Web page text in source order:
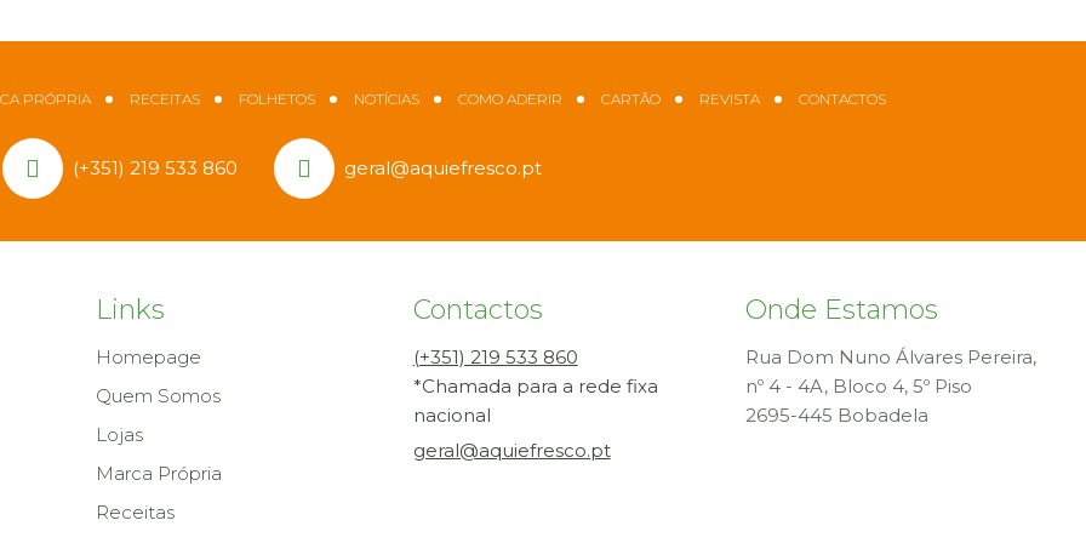
PRÓPRIA RECEITAS FOLHETOS NOTÍCIAS COMO ADERIR CARTÃO REVISTA CONTACTOS
(+351) 219 533 860 geral@aquiefresco.pt
Links
Homepage
Quem Somos
Lojas
Marca Própria
Receitas
Contactos
(+351) 219 533 860
*Chamada para a rede fixa
nacional
geral@aquiefresco.pt
Onde Estamos
Rua Dom Nuno Álvares Pereira,
nº 4 - 4A, Bloco 4, 5º Piso
2695-445 Bobadela